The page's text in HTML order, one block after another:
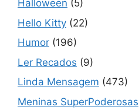
Halloween (5)
Hello Kitty (22)
Humor (196)
Ler Recados (9)
Linda Mensagem (473)
Meninas SuperPoderosas